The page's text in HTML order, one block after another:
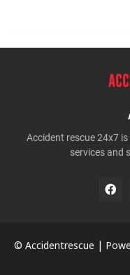
Accident rescue 24x7
services and
© Accidentrescue |